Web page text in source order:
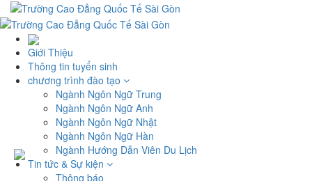
Giới Thiệu
Thông tin tuyển sinh
chương trình đào tạo
Ngành Ngôn Ngữ Trung
Ngành Ngôn Ngữ Anh
Ngành Ngôn Ngữ Nhật
Ngành Ngôn Ngữ Hàn
Ngành Hướng Dẫn Viên Du Lịch
Tin tức & Sự kiện
Thông báo